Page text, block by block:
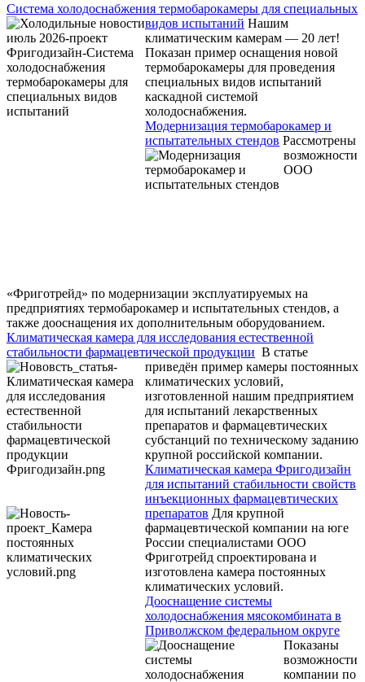
Система холодоснабжения термобарокамеры для специальных
видов испытаний Нашим
климатическим камерам — 20 лет!
Показан пример оснащения новой
термобарокамеры для проведения
специальных видов испытаний
каскадной системой
холодоснабжения.
Модернизация термобарокамер и
испытательных стендов Рассмотрены
возможности
ООО
«Фриготрейд» по модернизации эксплуатируемых на
предприятиях термобарокамер и испытательных стендов, а
также дооснащения их дополнительным оборудованием.
Климатическая камера для исследования естественной
стабильности фармацевтической продукции В статье
приведён пример камеры постоянных
климатических условий,
изготовленной нашим предприятием
для испытаний лекарственных
препаратов и фармацевтических
субстанций по техническому заданию
крупной российской компании.
Климатическая камера Фригодизайн
для испытаний стабильности свойств
инъекционных фармацевтических
препаратов Для крупной
фармацевтической компании на юге
России специалистами ООО
Фриготрейд спроектирована и
изготовлена камера постоянных
климатических условий.
Дооснащение системы
холодоснабжения мясокомбината в
Приволжском федеральном округе
Показаны
возможности
компании по